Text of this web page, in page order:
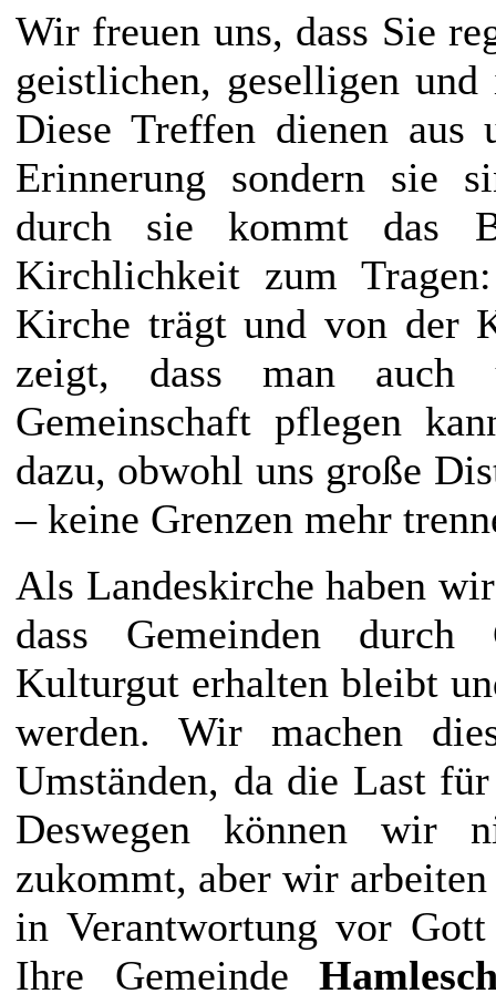
Wir freuen uns, dass Sie
geistlichen, geselligen
Diese Treffen dienen aus
Erinnerung sondern sie
durch sie kommt das
Kirchlichkeit zum
Kirche trägt und von der
zeigt, dass man auch
Gemeinschaft pflegen
dazu, obwohl uns große
– keine Grenzen mehr
Als Landeskirche haben
dass Gemeinden durch
Kulturgut erhalten bleibt
werden. Wir machen
Umständen, da die Last
Deswegen können wir
zukommt, aber wir
in Verantwortung vor
Ihre Gemeinde